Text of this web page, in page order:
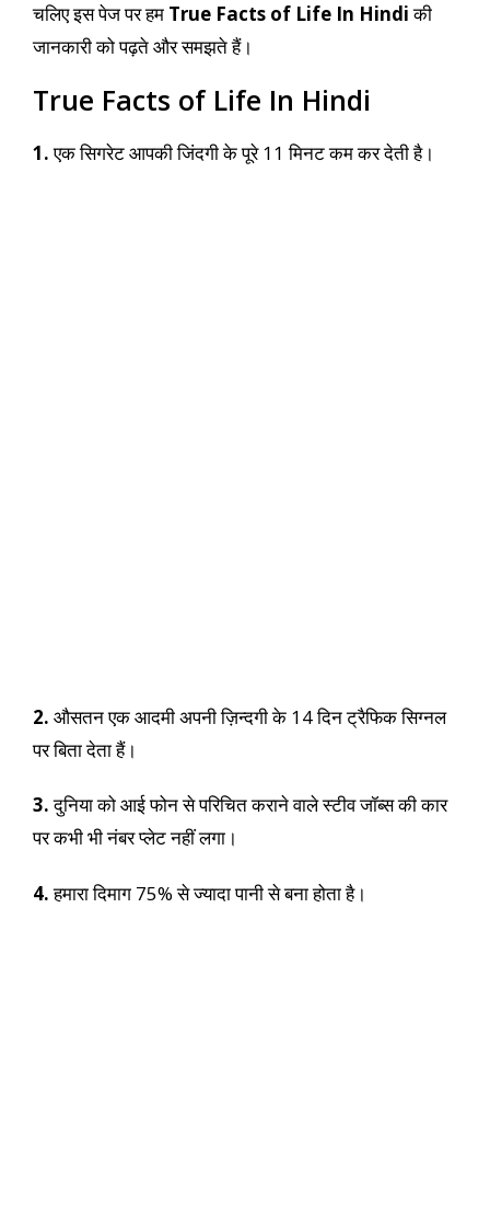
चलिए इस पेज पर हम True Facts of Life In Hindiकी
जानकारी को पढ़ते और समझते हैं।
True Facts of Life In Hindi
1.एक सिगरेट आपकी जिंदगी के पूरे 11 मिनट कम कर देती है।
2. औसतन एक आदमी अपनी ज़िन्दगी के 14 दिन ट्रैफिक सिग्नल
पर बिता देता हैं।
3.दुनिया को आई फोन से परिचित कराने वाले स्टीव जॉब्स की कार
पर कभी भी नंबर प्लेट नहीं लगा।
4.हमारा दिमाग 75% से ज्यादा पानी से बना होता है।